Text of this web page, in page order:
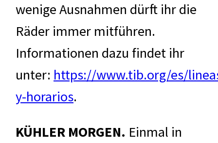
wenige Ausnahmen dürft ihr die
Räder immer mitführen.
Informationen dazu findet ihr
unter: https://www.tib.org/es/
y-horarios.
KÜHLER MORGEN. Einmal in